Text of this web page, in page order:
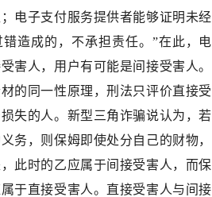
电子支付服务提供者能够证明未经
造成的，不承担责任。”在此，电
害人，用户有可能是间接受害人。
的同一性原理，刑法只评价直接受
失的人。新型三角诈骗说认为，若
务，则保姆即使处分自己的财物，
此时的乙应属于间接受害人，而保
于直接受害人。直接受害人与间接